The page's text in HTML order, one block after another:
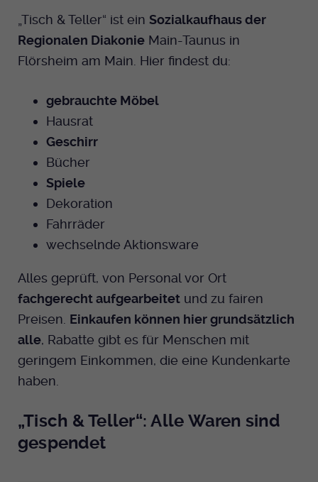
„Tisch & Teller“ ist ein Sozialkaufhaus der
Regionalen Diakonie Main-Taunus in
Flörsheim am Main. Hier findest du:
gebrauchte Möbel
Hausrat
Geschirr
Bücher
Spiele
Dekoration
Fahrräder
wechselnde Aktionsware
Alles geprüft, von Personal vor Ort
fachgerecht aufgearbeitet und zu fairen
Preisen. Einkaufen können hier grundsätzlich
alle, Rabatte gibt es für Menschen mit
geringem Einkommen, die eine Kundenkarte
haben.
„Tisch & Teller“: Alle Waren sind
gespendet
Laufzeit
Bei Ausahl nur essentieller Cookies wird
dieser Cookie am Ende der Sitzung
Dient zur Speicherung der Cookie Opt-In